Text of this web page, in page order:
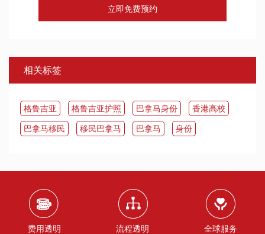
立即免费预约
相关标签
​格鲁吉亚 格鲁吉亚护照 巴拿马身份
香港高校
​巴拿马移民
移民巴拿马 ​巴拿马 身份
费用透明 流程透明 全球服务